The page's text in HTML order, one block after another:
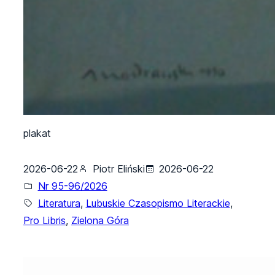
plakat
2026-06-22 Piotr Eliński
2026-06-22
Nr 95-96/2026
Literatura, Lubuskie Czasopismo Literackie,
Pro Libris, Zielona Góra